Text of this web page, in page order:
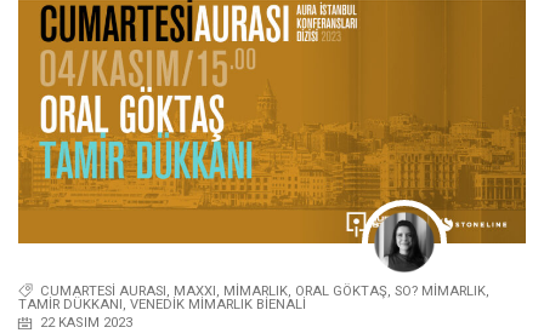
CUMARTESI AURASI, MAXXI, MIMARLIK, ORAL GÖKTAŞ, SO? MIMARLIK,
TAMIR DÜKKANI , VENEDIK MIMARLIK BIENALI
22 KASIM 2023